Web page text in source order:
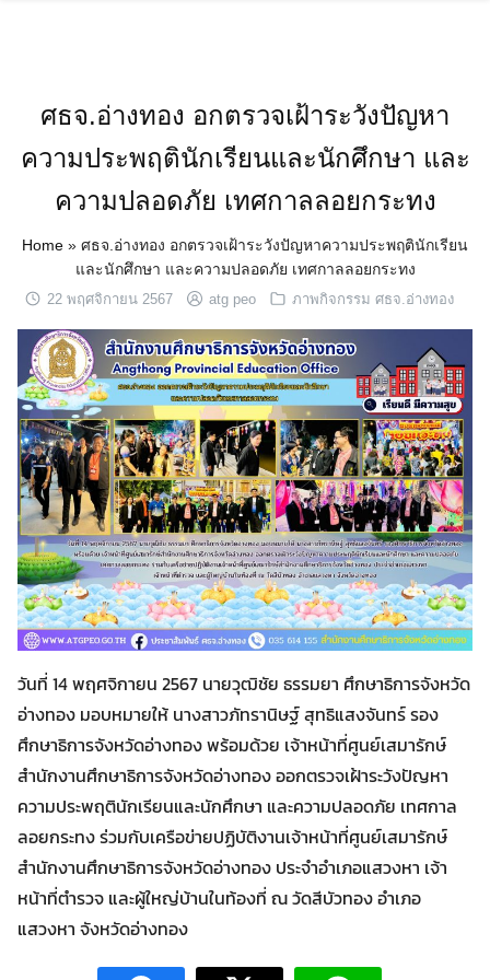
Search
Search
ศธจ.อ่างทอง อกตรวจเฝ้าระวังปัญหา
ความประพฤตินักเรียนและนักศึกษา และ
ความปลอดภัย เทศกาลลอยกระทง
Home » ศธจ.อ่างทอง อกตรวจเฝ้าระวังปัญหาความประพฤตินักเรียน
และนักศึกษา และความปลอดภัย เทศกาลลอยกระทง
22 พฤศจิกายน 2567 atg peo ภาพกิจกรรม ศธจ.อ่างทอง
วันที่ 14 พฤศจิกายน 2567 นายวุฒิชัย ธรรมยา ศึกษาธิการจังหวัด
อ่างทอง มอบหมายให้ นางสาวภัทรานิษฐ์ สุทธิแสงจันทร์ รอง
ศึกษาธิการจังหวัดอ่างทอง พร้อมด้วย เจ้าหน้าที่ศูนย์เสมารักษ์
สำนักงานศึกษาธิการจังหวัดอ่างทอง ออกตรวจเฝ้าระวังปัญหา
ความประพฤตินักเรียนและนักศึกษา และความปลอดภัย เทศกาล
ลอยกระทง ร่วมกับเครือข่ายปฏิบัติงานเจ้าหน้าที่ศูนย์เสมารักษ์
สำนักงานศึกษาธิการจังหวัดอ่างทอง ประจำอำเภอแสวงหา เจ้า
หน้าที่ตำรวจ และผู้ใหญ่บ้านในท้องที่ ณ วัดสีบัวทอง อำเภอ
แสวงหา จังหวัดอ่างทอง